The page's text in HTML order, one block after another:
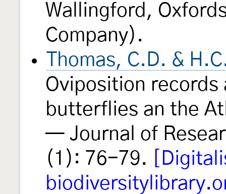
Wallingford,
Company).
Thomas, C.D. &
Oviposition
butterflies an the
— Journal of
(1): 76-79.